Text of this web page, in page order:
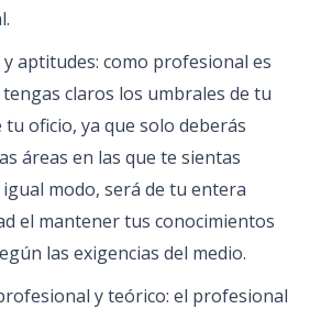
aptitudes: como profesional es
claros los umbrales de tu
oficio, ya que solo deberás
áreas en las que te sientas
igual modo, será de tu entera
el mantener tus conocimientos
las exigencias del medio.
y teórico: el profesional